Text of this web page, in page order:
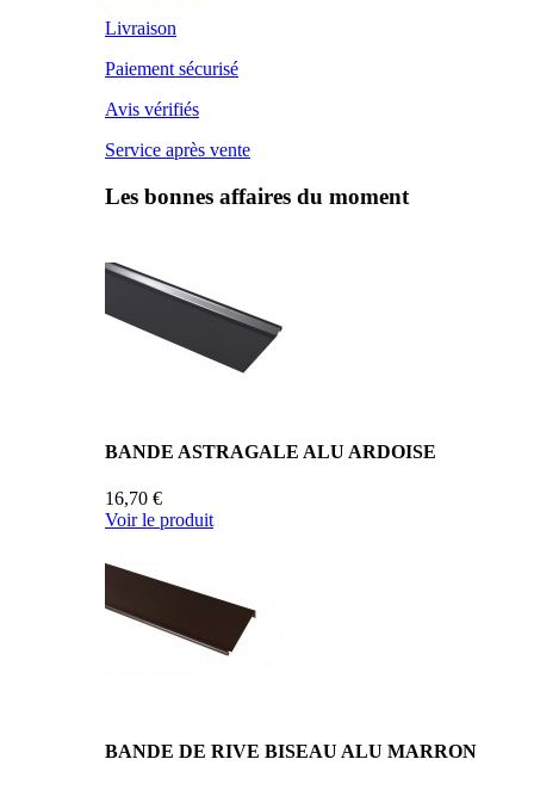
Livraison
Paiement sécurisé
Avis vérifiés
Service après vente
Les bonnes affaires du moment
BANDE ASTRAGALE ALU ARDOISE
16,70 €
Voir le produit
BANDE DE RIVE BISEAU ALU MARRON